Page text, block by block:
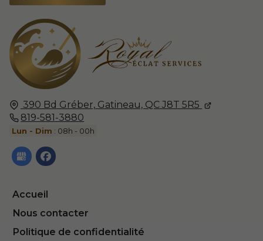
390 Bd Gréber, Gatineau, QC J8T 5R5
819-581-3880
Lun - Dim : 08h - 00h
Accueil
Nous contacter
Politique de confidentialité